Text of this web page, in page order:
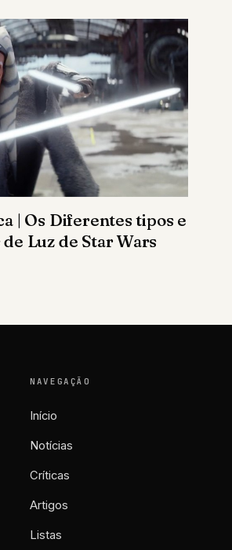
| Os Diferentes tipos e
Luz de Star Wars
NAVEGAÇÃO
Início
Notícias
Críticas
Artigos
Listas